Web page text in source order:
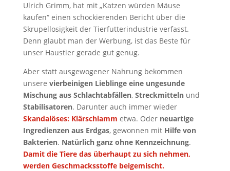
Ulrich Grimm, hat mit „Katzen würden Mäuse
kaufen“ einen schockierenden Bericht über die
Skrupellosigkeit der Tierfutterindustrie verfasst.
Denn glaubt man der Werbung, ist das Beste für
unser Haustier gerade gut genug.
Aber statt ausgewogener Nahrung bekommen
unsere vierbeinigen Lieblinge eine ungesunde
Mischung aus Schlachtabfällen, Streckmittelnund
Stabilisatoren. Darunter auch immer wieder
Skandalöses: Klärschlamm etwa. Oder neuartige
Ingredienzen aus Erdgas, gewonnen mit Hilfe von
Bakterien. Natürlich ganz ohne Kennzeichnung.
Damit die Tiere das überhaupt zu sich nehmen,
werden Geschmacksstoffebeigemischt.